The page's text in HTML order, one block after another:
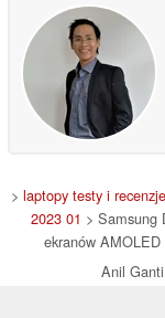
> laptopy testy i
2023 01 > Samsung
ekranów
Anil